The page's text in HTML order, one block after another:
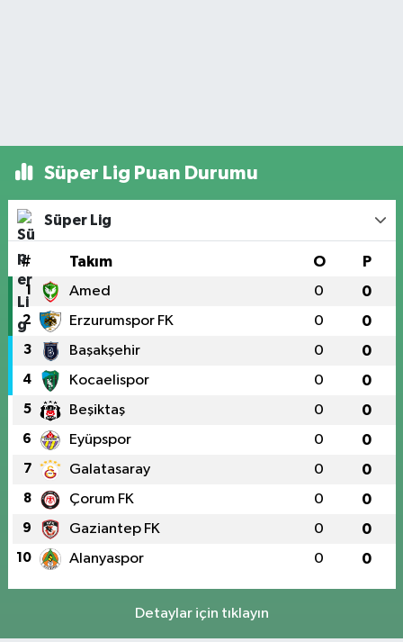
Süper Lig Puan Durumu
Süper Lig
# Takım O P
1 Amed 0 0
2 Erzurumspor FK 0 0
3 Başakşehir 0 0
4 Kocaelispor 0 0
5 Beşiktaş 0 0
6 Eyüpspor 0 0
7 Galatasaray 0 0
8 Çorum FK 0 0
9 Gaziantep FK 0 0
10 Alanyaspor 0 0
Detaylar için tıklayın